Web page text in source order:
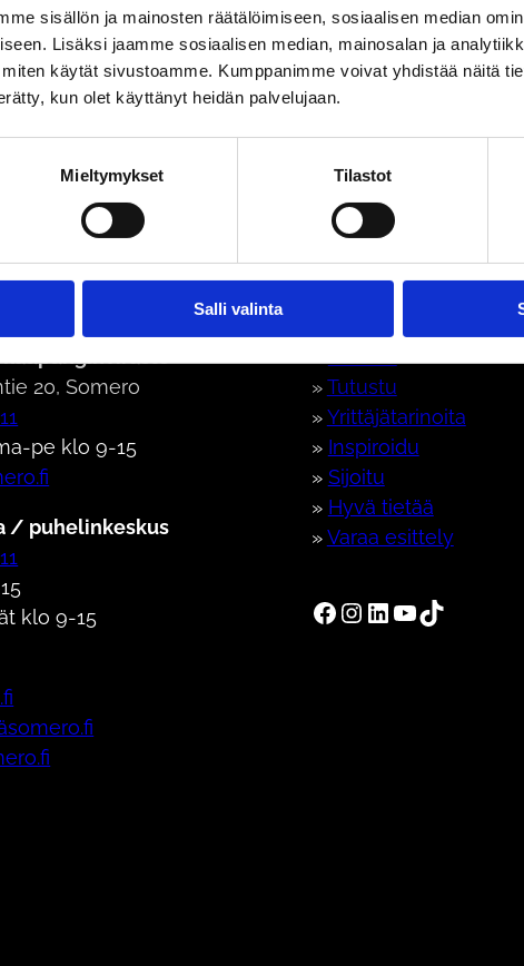
sisällön ja mainosten räätälöimiseen, sosiaalisen median
Lisäksi jaamme sosiaalisen median, mainosalan ja
käytät sivustoamme. Kumppanimme voivat yhdistää näitä
kun olet käyttänyt heidän palvelujaan.
Mieltymykset Tilastot
Salli valinta
kaupunki
20, Somero
pe klo 9-15
/ puhelinkeskus
klo 9-15
Oikopolut
»Etusivu
»Tutustu
»Yrittäjätarinoita
» Inspiroidu
» Sijoitu
» Hyvä tietää
»Varaa esittely
Someron kaupunki Facebookissa Someron kaupunki Instagramissa Someron kaupunki LinkedInissa Someron kaupunki Youtubessa Someron kaupunki TikTokissa